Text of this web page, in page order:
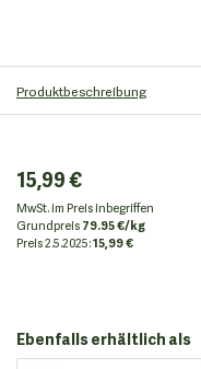
Produktbeschreibung
15,99 €
MwSt. im Preis inbegriffen
Grundpreis79.95 €/kg
Preis2.5.2025:15,99 €
Ebenfalls erhältlich als